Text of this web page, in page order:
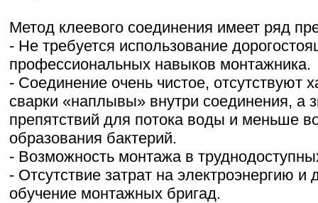
Метод клеевого соединения имеет ряд
- Не требуется использование
профессиональных навыков монтажника.
- Соединение очень чистое, отсутствуют
сварки «наплывы» внутри соединения, а
препятствий для потока воды и меньше
образования бактерий.
- Возможность монтажа в
- Отсутствие затрат на электроэнергию и
обучение монтажных бригад.